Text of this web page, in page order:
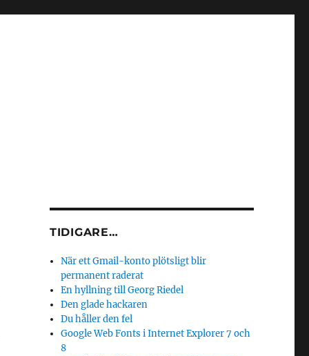
TIDIGARE…
När ett Gmail-konto plötsligt blir
permanent raderat
En hyllning till Georg Riedel
Den glade hackaren
Du håller den fel
Google Web Fonts i Internet Explorer 7 och
8